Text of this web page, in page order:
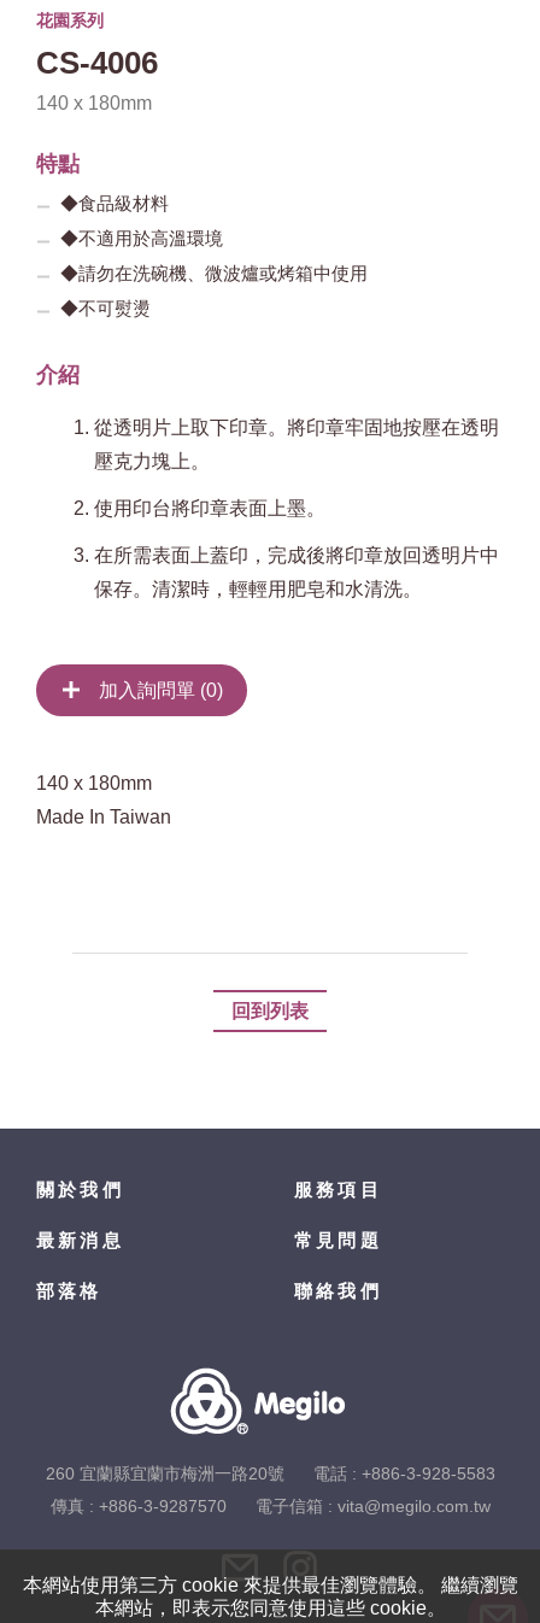
花園系列
CS-4006
140 x 180mm
特點
◆食品級材料
◆不適用於高溫環境
◆請勿在洗碗機、微波爐或烤箱中使用
◆不可熨燙
介紹
從透明片上取下印章。將印章牢固地按壓在透明
壓克力塊上。
使用印台將印章表面上墨。
在所需表面上蓋印，完成後將印章放回透明片中
保存。清潔時，輕輕用肥皂和水清洗。
加入詢問單 (0)
140 x 180mm
Made In Taiwan
回到列表
本網站使用第三方 cookie 來提供最佳瀏覽體驗。 繼續瀏覽
本網站，即表示您同意使用這些 cookie。
關於我們 服務項目
最新消息 常見問題
部落格 聯絡我們
260 宜蘭縣宜蘭市梅洲一路20號 電話 : +886-3-928-5583
傳真 : +886-3-9287570
電子信箱 : vita@megilo.com.tw